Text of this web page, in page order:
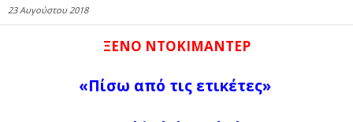
23 Αυγούστου 2018
ΞΕΝΟ ΝΤΟΚΙΜΑΝΤΕΡ
«Πίσω από τις ετικέτες»